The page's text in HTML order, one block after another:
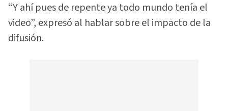
“Y ahí pues de repente ya todo mundo tenía el
video”, expresó al hablar sobre el impacto de la
difusión.